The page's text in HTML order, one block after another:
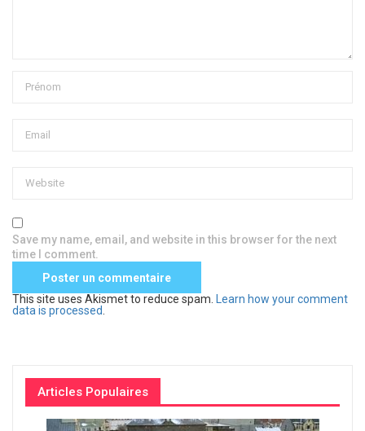
Save my name, email, and website in this browser for the next
time I comment.
This site uses Akismet to reduce spam.
Learn how your comment
data is processed
Articles Populaires